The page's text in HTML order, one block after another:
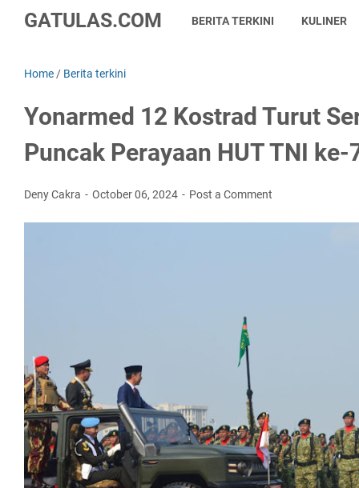
GATULAS.COM BERITA TERKINI KULINER
Home / Berita terkini
Yonarmed 12 Kostrad Turut
Puncak Perayaan HUT TNI
Deny Cakra October 06, 2024 Post a Comment